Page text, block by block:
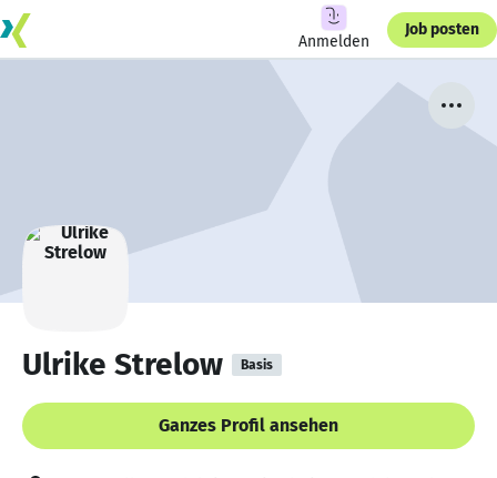
Anmelden
Job posten
Ulrike Strelow Basis
Ganzes Profil ansehen